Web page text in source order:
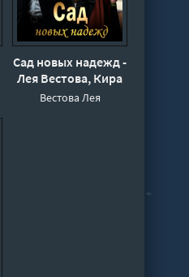
Сад новых надежд -
Лея Вестова, Кира
Диева
Вестова Лея